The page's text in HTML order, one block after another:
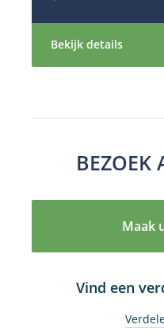
Bekijk details
BEZOEK
Maak
Vind een